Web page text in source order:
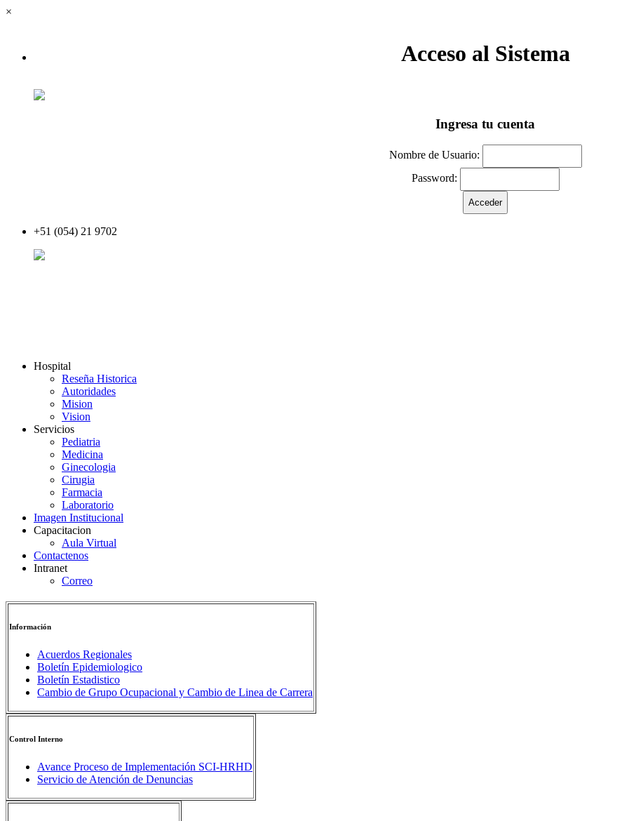
×
Acceso al Sistema
Ingresa tu cuenta
Nombre de Usuario:
Password:
+51 (054) 21 9702
Hospital
Reseña Historica
Autoridades
Mision
Vision
Servicios
Pediatria
Medicina
Ginecologia
Cirugia
Farmacia
Laboratorio
Imagen Institucional
Capacitacion
Aula Virtual
Contactenos
Intranet
Correo
Información
Acuerdos Regionales
Boletín Epidemiologico
Boletín Estadistico
Cambio de Grupo Ocupacional y Cambio de Linea de Carrera
Control Interno
Avance Proceso de Implementación SCI-HRHD
Servicio de Atención de Denuncias